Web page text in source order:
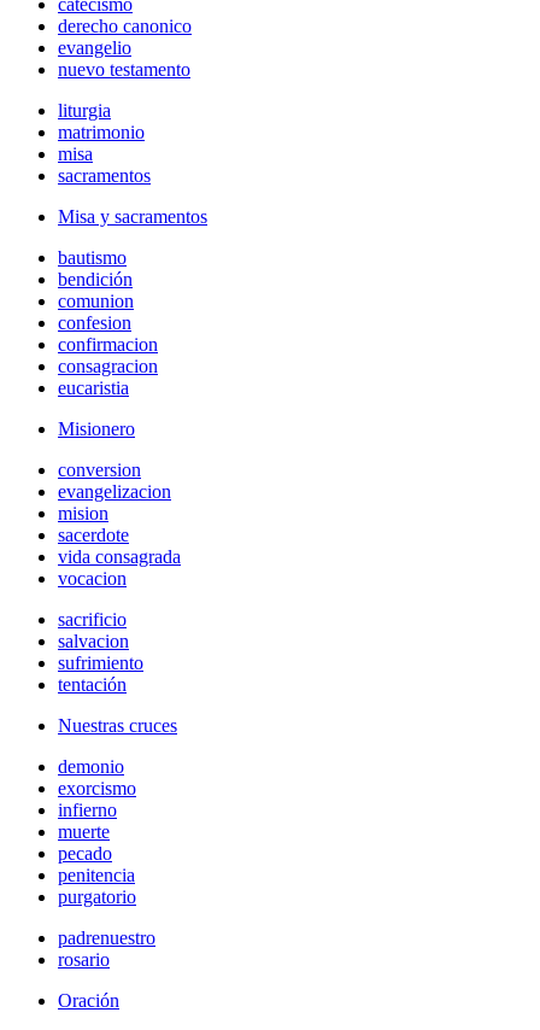
catecismo
derecho canonico
evangelio
nuevo testamento
liturgia
matrimonio
misa
sacramentos
Misa y sacramentos
bautismo
bendición
comunion
confesion
confirmacion
consagracion
eucaristia
Misionero
conversion
evangelizacion
mision
sacerdote
vida consagrada
vocacion
sacrificio
salvacion
sufrimiento
tentación
Nuestras cruces
demonio
exorcismo
infierno
muerte
pecado
penitencia
purgatorio
padrenuestro
rosario
Oración